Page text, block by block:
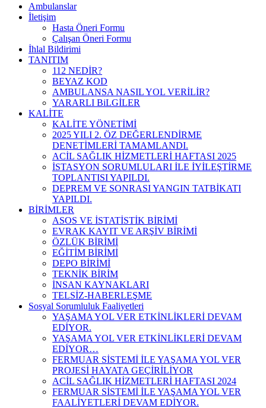
Ambulanslar
İletişim
Hasta Öneri Formu
Çalışan Öneri Formu
İhlal Bildirimi
TANITIM
112 NEDİR?
BEYAZ KOD
AMBULANSA NASIL YOL VERİLİR?
YARARLI BiLGİLER
KALİTE
KALİTE YÖNETİMİ
2025 YILI 2. ÖZ DEĞERLENDİRME
DENETİMLERİ TAMAMLANDI.
ACİL SAĞLIK HİZMETLERİ HAFTASI 2025
İSTASYON SORUMLULARI İLE İYİLEŞTİRME
TOPLANTISI YAPILDI.
DEPREM VE SONRASI YANGIN TATBİKATI
YAPILDI.
BİRİMLER
ASOS VE İSTATİSTİK BİRİMİ
EVRAK KAYIT VE ARŞİV BİRİMİ
ÖZLÜK BİRİMİ
EĞİTİM BİRİMİ
DEPO BİRİMİ
TEKNİK BİRİM
İNSAN KAYNAKLARI
TELSİZ-HABERLEŞME
Sosyal Sorumluluk Faaliyetleri
YAŞAMA YOL VER ETKİNLİKLERİ DEVAM
EDİYOR.
YAŞAMA YOL VER ETKİNLİKLERİ DEVAM
EDİYOR…
FERMUAR SİSTEMİ İLE YAŞAMA YOL VER
PROJESİ HAYATA GEÇİRİLİYOR
ACİL SAĞLIK HİZMETLERİ HAFTASI 2024
FERMUAR SİSTEMİ İLE YAŞAMA YOL VER
FAALİYETLERİ DEVAM EDİYOR.